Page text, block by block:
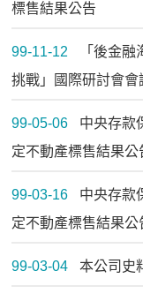
標售結果公告
99-11-12
「後金
挑戰」國際研討會會
99-05-06
中央存款
定不動產標售結果公
99-03-16
中央存款
定不動產標售結果公
99-03-04 本公司史